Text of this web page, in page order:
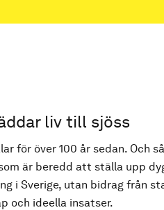
liv till sjöss
för över 100 år sedan. Och
är beredd att ställa upp
i Sverige, utan bidrag från
och ideella insatser.